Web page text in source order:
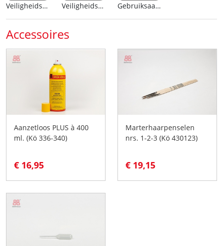
Veiligheidsblad (nl) Veiligheidsblad (en) Gebruiksaanwijzing
Accessoires
Aanzetloos PLUS à 400
ml. (Kö 336-340)
€ 16,95
Marterhaarpenselen
nrs. 1-2-3 (Kö 430123)
€ 19,15